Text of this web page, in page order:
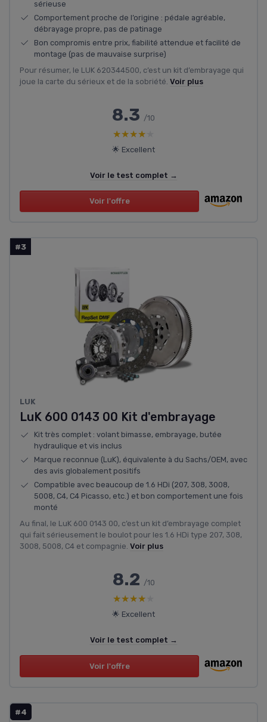
sérieuse
Comportement proche de l’origine : pédale agréable,
débrayage propre, pas de patinage
Bon compromis entre prix, fiabilité attendue et facilité de
montage (pas de mauvaise surprise)
Pour résumer, le LUK 620344500, c’est un kit d’embrayage qui
joue la carte du sérieux et de la sobriété. Voir plus
8.3 /10
★★★★★
★★★★★
🌟 Excellent
Voir le test complet →
Voir l'offre
#3
‎LUK
LuK 600 0143 00 Kit d'embrayage
Kit très complet : volant bimasse, embrayage, butée
hydraulique et vis inclus
Marque reconnue (LuK), équivalente à du Sachs/OEM, avec
des avis globalement positifs
Compatible avec beaucoup de 1.6 HDi (207, 308, 3008,
5008, C4, C4 Picasso, etc.) et bon comportement une fois
monté
Au final, le LuK 600 0143 00, c’est un kit d’embrayage complet
qui fait sérieusement le boulot pour les 1.6 HDi type 207, 308,
3008, 5008, C4 et compagnie. Voir plus
8.2 /10
★★★★★
★★★★★
🌟 Excellent
Voir le test complet →
Voir l'offre
#4